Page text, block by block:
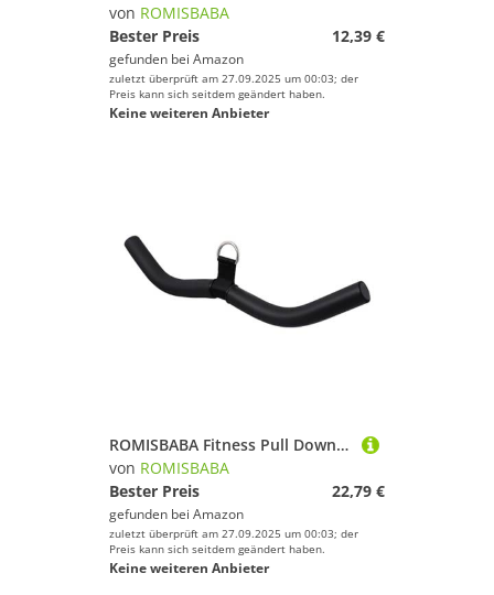
von ROMISBABA
Bester Preis
12,39 €
gefunden bei Amazon
zuletzt überprüft am 27.09.2025 um 00:03; der
Preis kann sich seitdem geändert haben.
Keine weiteren Anbieter
ROMISBABA Fitness Pull Down Biceps Bar für Zuhause und Gym Integriertes Trainingsgerät für Rücken und Schultern Leichtes Robustes Pull Down Trainingszubehör mit Stahlverschluss
von ROMISBABA
Bester Preis
22,79 €
gefunden bei Amazon
zuletzt überprüft am 27.09.2025 um 00:03; der
Preis kann sich seitdem geändert haben.
Keine weiteren Anbieter